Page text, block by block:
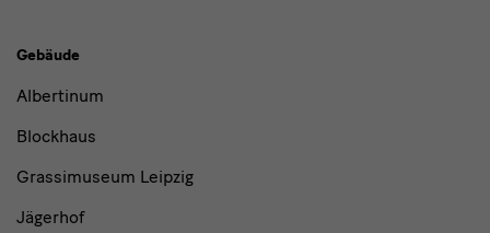
Gebäude,
Museen
Institutionen
Gebäude
Albertinum
Blockhaus
Grassimuseum Leipzig
Jägerhof